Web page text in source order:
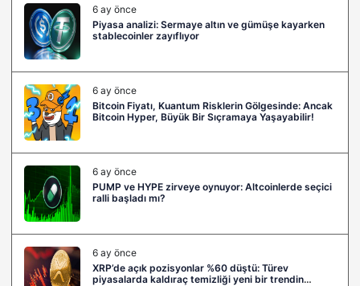
6 ay önce
Piyasa analizi: Sermaye altın ve gümüşe kayarken
stablecoinler zayıflıyor
6 ay önce
Bitcoin Fiyatı, Kuantum Risklerin Gölgesinde: Ancak
Bitcoin Hyper, Büyük Bir Sıçramaya Yaşayabilir!
6 ay önce
PUMP ve HYPE zirveye oynuyor: Altcoinlerde seçici
ralli başladı mı?
6 ay önce
XRP’de açık pozisyonlar %60 düştü: Türev
piyasalarda kaldıraç temizliği yeni bir trendin